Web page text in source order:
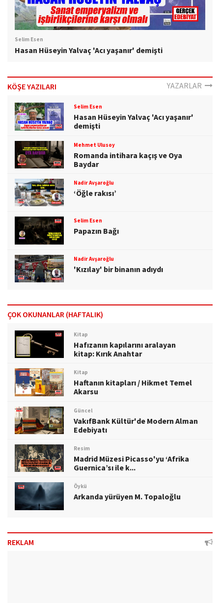
Selim Esen
Hasan Hüseyin Yalvaç 'Acı yaşanır' demişti
KÖŞE YAZILARI YAZARLAR
Selim Esen
Hasan Hüseyin Yalvaç 'Acı yaşanır'
demişti
Mehmet Ulusoy
Romanda intihara kaçış ve Oya
Baydar
Nadir Avşaroğlu
‘Öğle rakısı’
Selim Esen
Papazın Bağı
Nadir Avşaroğlu
'Kızılay' bir binanın adıydı
ÇOK OKUNANLAR (HAFTALIK)
Kitap
Hafızanın kapılarını aralayan
kitap: Kırık Anahtar
Kitap
Haftanın kitapları / Hikmet Temel
Akarsu
Güncel
VakıfBank Kültür'de Modern Alman
Edebiyatı
Resim
Madrid Müzesi Picasso'yu ‘Afrika
Guernica’sı ile k...
Öykü
Arkanda yürüyen M. Topaloğlu
REKLAM